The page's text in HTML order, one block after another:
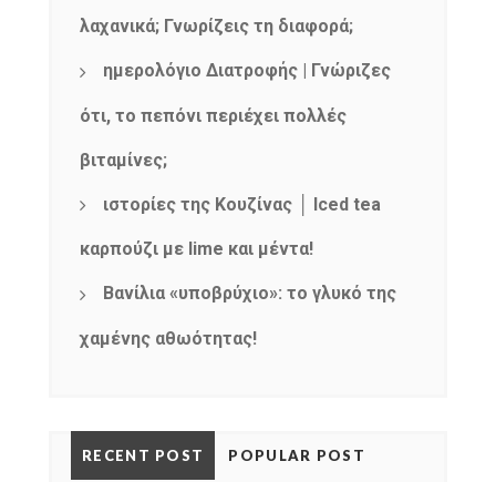
λαχανικά; Γνωρίζεις τη διαφορά;
ημερολόγιο Διατροφής | Γνώριζες
ότι, το πεπόνι περιέχει πολλές
βιταμίνες;
ιστορίες της Κουζίνας │ Iced tea
καρπούζι με lime και μέντα!
Βανίλια «υποβρύχιο»: το γλυκό της
χαμένης αθωότητας!
RECENT POST POPULAR POST